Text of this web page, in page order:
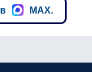
в MAX.